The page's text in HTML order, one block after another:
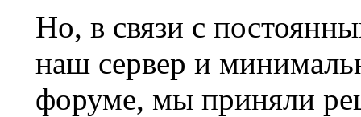
Но, в связи с
наш сервер и
форуме, мы приняли